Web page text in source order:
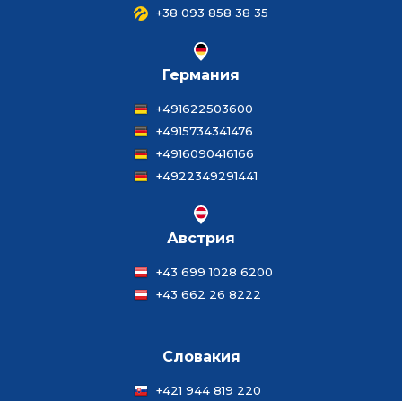
+38 093 858 38 35
Германия
+491622503600
+4915734341476
+4916090416166
+4922349291441
Австрия
+43 699 1028 6200
+43 662 26 8222
Словакия
+421 944 819 220